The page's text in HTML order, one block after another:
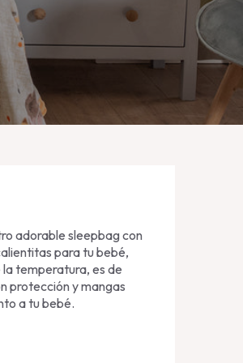
adorable sleepbag con
para tu bebé,
temperatura, es de
protección y mangas
a tu bebé.